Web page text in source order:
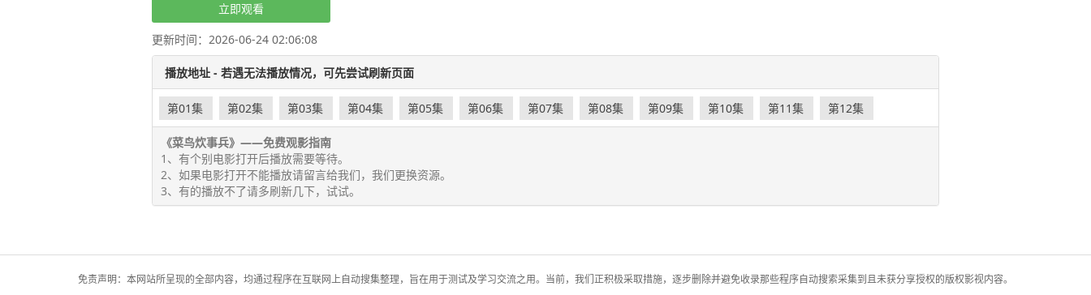
立即观看
更新时间：2026-06-24 02:06:08
播放地址 - 若遇无法播放情况，可先尝试刷新页面
第01集 第02集 第03集 第04集 第05集 第06集 第07集 第08集 第09集 第10集 第11集 第12集
《菜鸟炊事兵》——免费观影指南
1、有个别电影打开后播放需要等待。
2、如果电影打开不能播放请留言给我们，我们更换资源。
3、有的播放不了请多刷新几下，试试。
免责声明：本网站所呈现的全部内容，均通过程序在互联网上自动搜集整理，旨在用于测试及学习交流之用。当前，我们正积极采取措施，逐步删除并避免收录那些程序自动搜索采集到且未获分享授权的版权影视内容。